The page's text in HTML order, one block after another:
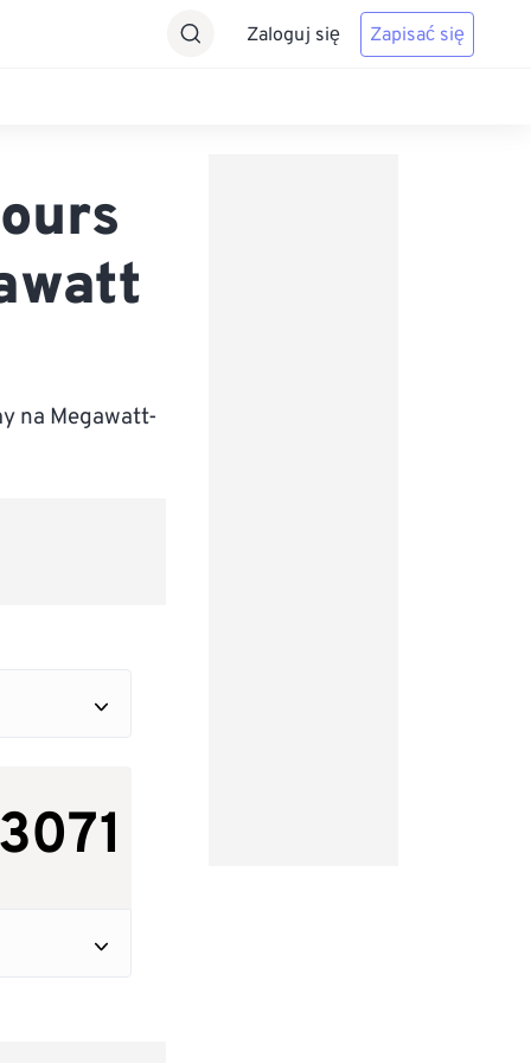
Zaloguj się Zapisać się
na Megawatt-